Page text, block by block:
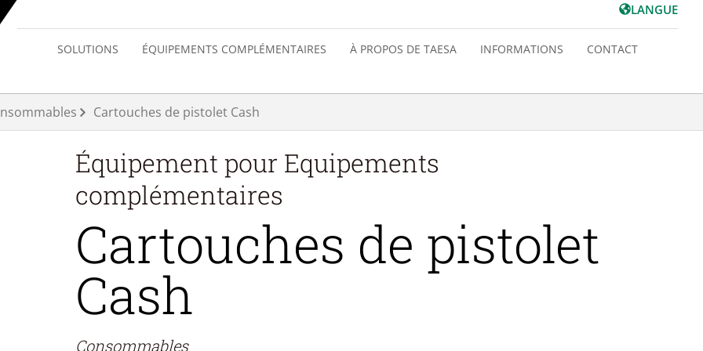
LANGUE
SOLUTIONS ÉQUIPEMENTS COMPLÉMENTAIRES À PROPOS DE TAESA INFORMATIONS CONTACT
Cartouches de pistolet Cash
Équipement pour Equipements
complémentaires
Cartouches de pistolet
Cash
Consommables